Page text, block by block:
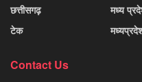
छत्तीसगढ़
टेक
मध्य
Contact Us